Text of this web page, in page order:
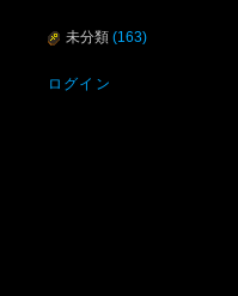
未分類 (163)
ログイン